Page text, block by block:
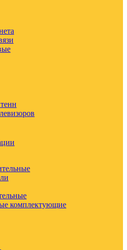
комплектующие